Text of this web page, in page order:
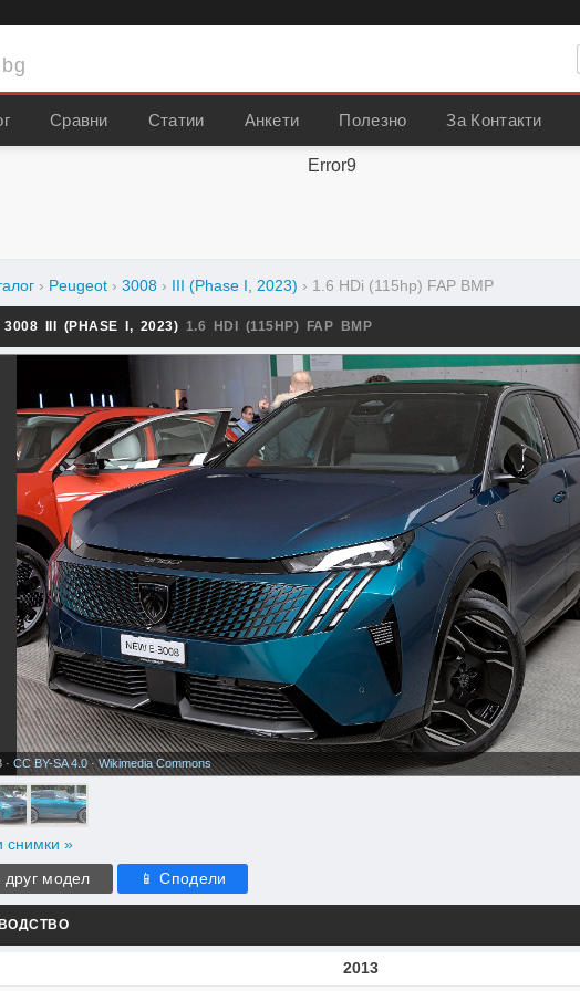
Сравни Статии Анкети Полезно За Контакти
Error9
› Peugeot › 3008 › III (Phase I, 2023) › 1.6 HDi (115hp) FAP BMP
3008 III (PHASE I, 2023) 1.6 HDI (115HP) FAP BMP
· CC BY-SA 4.0·Wikimedia Commons
снимки »
модел 📱 Сподели
2013